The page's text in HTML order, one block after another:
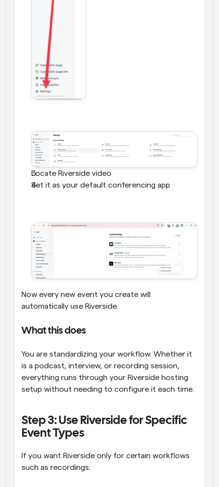
Locate Riverside video
Set it as your default conferencing app
Now every new event you create will
automatically use Riverside.
What this does
You are standardizing your workflow. Whether it
is a podcast, interview, or recording session,
everything runs through your Riverside hosting
setup without needing to configure it each time.
Step 3: Use Riverside for Specific
Event Types
If you want Riverside only for certain workflows
such as recordings: